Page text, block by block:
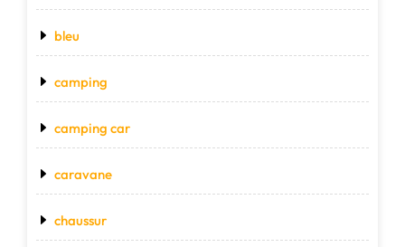
bleu
camping
camping car
caravane
chaussur